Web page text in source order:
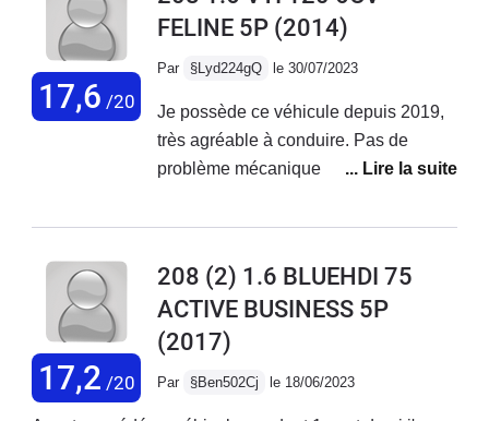
17,6 /20
FELINE 5P (2014)
Par §Lyd224gQ le 30/07/2023
Je possède ce véhicule depuis 2019,
très agréable à conduire. Pas de
problème mécanique rencontré, seule
qui m'a quand même coûté 800€.
mais je déconseille aux usagers qui
empruntent régulièrement l'autoroute il
manque vraiment une 6ème vitesse,
ce véhicule. La finition est très belle, je
17,2 /20
208 (2) 1.6 BLUEHDI 75
ACTIVE BUSINESS 5P
(2017)
Par §Ben502Cj le 18/06/2023